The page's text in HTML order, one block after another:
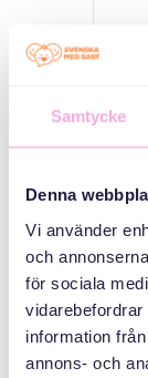
Samtycke
Denna
Vi använder
och
för sociala
vidarebefordrar
information
annons- och